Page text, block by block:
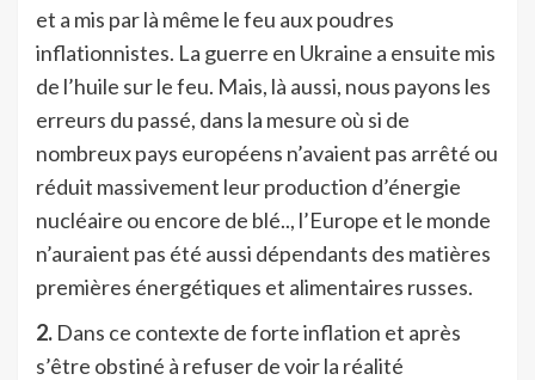
et a mis par là même le feu aux poudres
inflationnistes. La guerre en Ukraine a ensuite mis
de l’huile sur le feu. Mais, là aussi, nous payons les
erreurs du passé, dans la mesure où si de
nombreux pays européens n’avaient pas arrêté ou
réduit massivement leur production d’énergie
nucléaire ou encore de blé.., l’Europe et le monde
n’auraient pas été aussi dépendants des matières
premières énergétiques et alimentaires russes.
2. Dans ce contexte de forte inflation et après
s’être obstiné à refuser de voir la réalité